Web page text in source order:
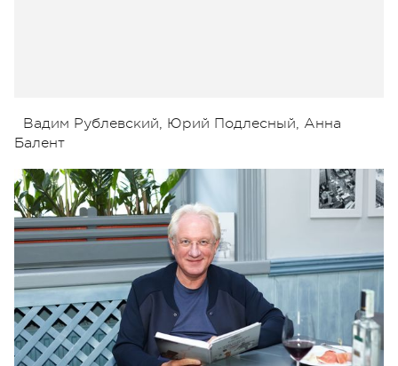
Вадим Рублевский, Юрий Подлесный, Анна
Балент